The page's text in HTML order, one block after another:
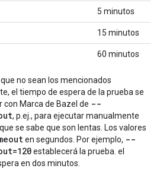
5 minutos
15 minutos
60 minutos
que no sean los mencionados
el tiempo de espera de la prueba se
con Marca de Bazel de --
, p.ej., para ejecutar manualmente
se sabe que son lentas. Los valores
en segundos. Por ejemplo, --
establecerá la prueba. el
en dos minutos.